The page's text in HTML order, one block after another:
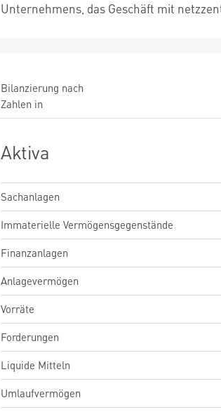
Unternehmens, das Geschäft mit
Bilanzierung nach
Zahlen in
Aktiva
Sachanlagen
Immaterielle Vermögensgegenstände
Finanzanlagen
Anlagevermögen
Vorräte
Forderungen
Liquide Mitteln
Umlaufvermögen